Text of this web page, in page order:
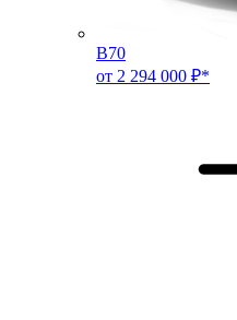
B70
от 2 294 000 ₽*